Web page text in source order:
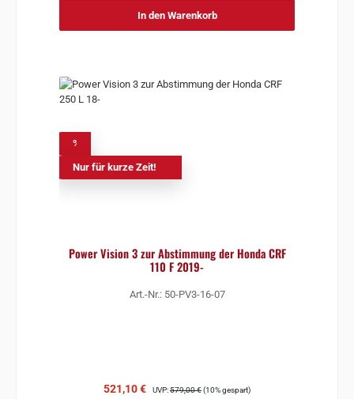
In den Warenkorb
Nur für kurze Zeit!
Power Vision 3 zur Abstimmung der Honda CRF
110 F 2019-
Art.-Nr.: 50-PV3-16-07
Verkaufspreis:
521,10 € Regulärer Preis:
UVP:579,00 €(10% gespart)